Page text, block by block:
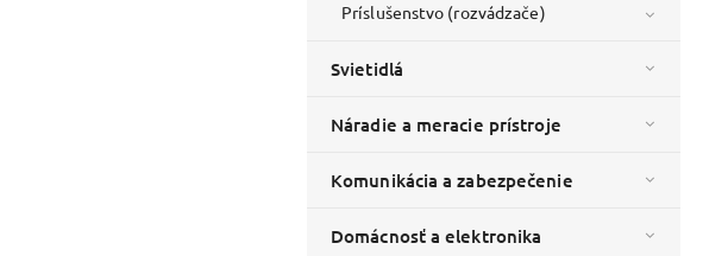
Príslušenstvo (rozvádzače)
Svietidlá
Náradie a meracie prístroje
Komunikácia a zabezpečenie
Domácnosť a elektronika